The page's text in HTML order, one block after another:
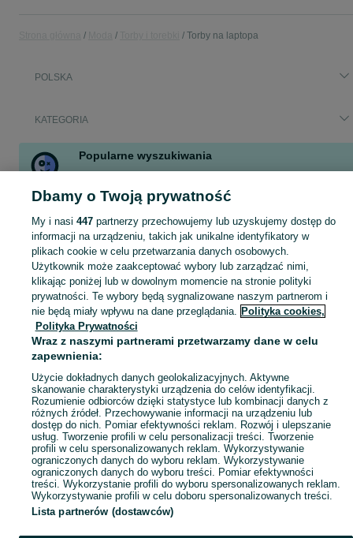
Torby na laptopa
POLSKA
KATEGORIA
Popularne wyszukiwania
laptop skóra łazar
Szeroki wybór toreb na laptopa w Polsce ▶️ Różne materiały, kolory i kształty ✅ Nowe i używane w atrakcyjnych cenach ✌ Przeglądaj ogłoszenia na OLX.pl! Zobacz
Mapa kategorii
Mapa miejscowości
Mapa ministron
Popularne wyszukiwania
Dbamy o Twoją prywatność
My i nasi 447partnerzy przechowujemy lub uzyskujemy dostęp do
informacji na urządzeniu, takich jak unikalne identyfikatory w
plikach cookie w celu przetwarzania danych osobowych.
Użytkownik może zaakceptować wybory lub zarządzać nimi,
klikając poniżej lub w dowolnym momencie na stronie polityki
prywatności. Te wybory będą sygnalizowane naszym partnerom i
nie będą miały wpływu na dane przeglądania. Polityka cookies,
Polityka Prywatności
Wraz z naszymi partnerami przetwarzamy dane w celu
zapewnienia:
Użycie dokładnych danych geolokalizacyjnych. Aktywne
skanowanie charakterystyki urządzenia do celów identyfikacji.
Rozumienie odbiorców dzięki statystyce lub kombinacji danych z
różnych źródeł. Przechowywanie informacji na urządzeniu lub
dostęp do nich. Pomiar efektywności reklam. Rozwój i ulepszanie
usług. Tworzenie profili w celu personalizacji treści. Tworzenie
profili w celu spersonalizowanych reklam. Wykorzystywanie
ograniczonych danych do wyboru reklam. Wykorzystywanie
ograniczonych danych do wyboru treści. Pomiar efektywności
treści. Wykorzystanie profili do wyboru spersonalizowanych reklam.
Wykorzystywanie profili w celu doboru spersonalizowanych treści.
Lista partnerów (dostawców)